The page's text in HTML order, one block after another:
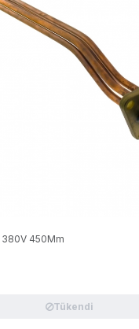
450Mm
Tükendi